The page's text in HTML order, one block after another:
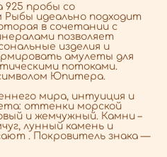
925 пробы со
Рыбы идеально подходит
в сочетании с
позволяет
изделия и
амулеты для
потоками.
Юпитера.
мира, интуиция и
оттенки морской
и жемчужный. Камни –
лунный камень и
. Покровитель знака —